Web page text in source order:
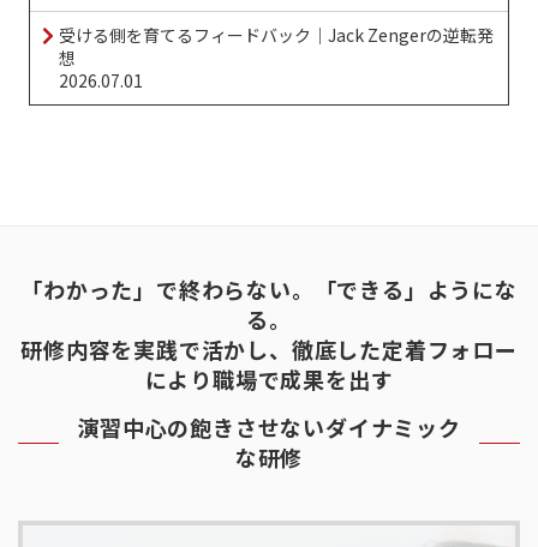
受ける側を育てるフィードバック｜Jack Zengerの逆転発
想
2026.07.01
「わかった」で終わらない。「できる」ようにな
る。
研修内容を実践で活かし、徹底した定着フォロー
により職場で成果を出す
演習中心の飽きさせないダイナミック
な研修